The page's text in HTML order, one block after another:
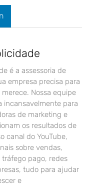
é a assessoria de
empresa precisa para
Nossa equipe
incansavelmente para
de marketing e
os resultados de
canal do YouTube,
sobre vendas,
pago, redes
tudo para ajudar
e